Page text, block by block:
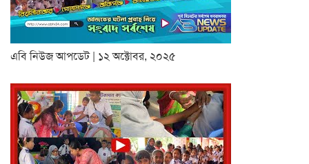
এবি নিউজ আপডেট | ১২ অক্টোবর, ২০২৫